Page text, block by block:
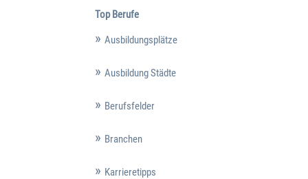
Top Berufe
Ausbildungsplätze
Ausbildung Städte
Berufsfelder
Branchen
Karrieretipps